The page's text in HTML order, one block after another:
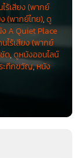
ร้เสียง (พากย์
(พากย์ไทย),ดู
A Quiet Place
ไร้เสียง (พากย์
ด,ดูหนังออนไลน์
ะทึกขวัญ,หนัง